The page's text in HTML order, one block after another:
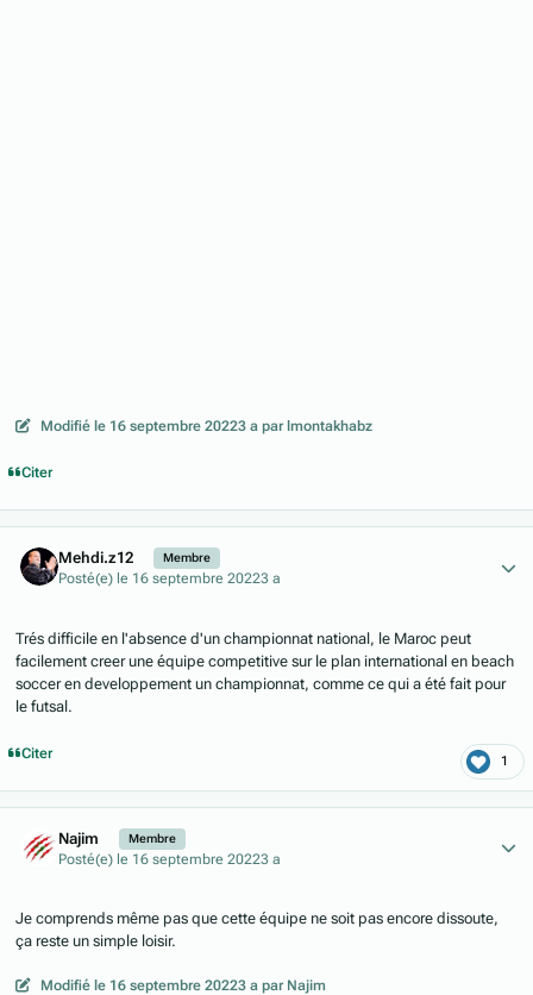
Modifié le 16 septembre 20223 a par lmontakhabz
Citer
Mehdi.z12 Membre
Posté(e) le 16 septembre 20223 a
Trés difficile en l'absence d'un championnat national, le Maroc peut
facilement creer une équipe competitive sur le plan international en beach
soccer en developpement un championnat, comme ce qui a été fait pour
le futsal.
Citer 1
Najim Membre
Posté(e) le 16 septembre 20223 a
Je comprends même pas que cette équipe ne soit pas encore dissoute,
ça reste un simple loisir.
Modifié le 16 septembre 20223 a par Najim